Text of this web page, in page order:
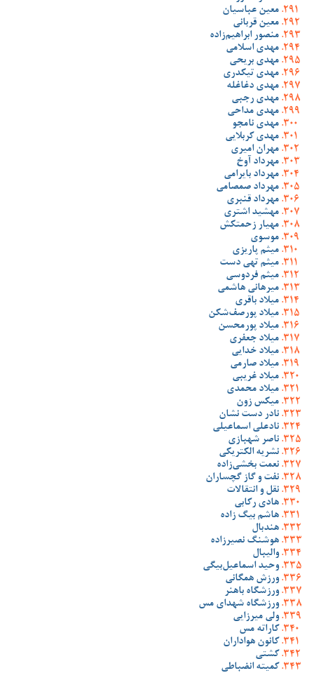
معین عباسیان
معین قربانی
منصور ابراهیم‌زاده
مهدی اسلامی
مهدی بریحی
مهدی تیکدری
مهدی دغاغله
مهدی رجبی
مهدی مداحی
مهدی نامجو
مهدی کربلایی
مهران امیری
مهرداد آوخ
مهرداد بایرامی
مهرداد صمصامی
مهرداد قنبری
مهشید اشتری
مهیار زحمتکش
موسوی
میثم پاریزی
میثم تهی دست
میثم فردوسی
میرهانی هاشمی
میلاد باقری
میلاد پورصف‌شکن
میلاد پورمحسن
میلاد جعفری
میلاد خدایی
میلاد صارمی
میلاد غریبی
میلاد محمدی
میکس زون
نادر دست نشان
نادعلی اسماعیلی
ناصر شهبازی
نشریه الکتریکی
نعمت بخشی‌زاده
نفت و گاز گچساران
نقل و انتقالات
هادی رکابی
هاشم بیگ زاده
هندبال
هوشنگ نصیرزاده
والیبال
وحید اسماعیل‌بیگی
ورزش همگانی
ورزشگاه باهنر
ورزشگاه شهدای مس
ولی میرزایی
کاراته مس
کانون هواداران
کشتی
کمیته انضباطی